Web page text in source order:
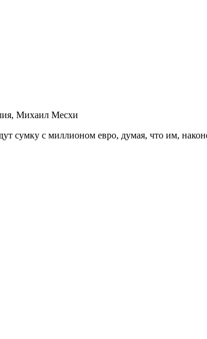
Михаил Месхи
с миллионом евро, думая, что им,